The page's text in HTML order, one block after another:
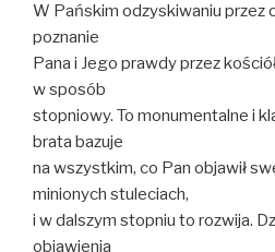
W Pańskim odzyskiwaniu przez
poznanie
Pana i Jego prawdy przez
w sposób
stopniowy. To monumentalne i
brata bazuje
na wszystkim, co Pan objawił
minionych stuleciach,
i w dalszym stopniu to rozwija.
objawienia